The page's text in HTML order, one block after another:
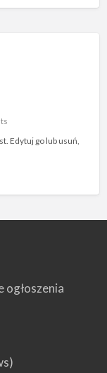
Edytuj go lub usuń,
ogłoszenia